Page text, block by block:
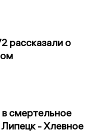
рассказали о
смертельное
Липецк - Хлевное